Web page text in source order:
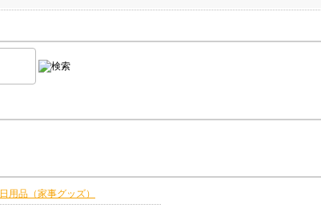
日用品（家事グッズ）